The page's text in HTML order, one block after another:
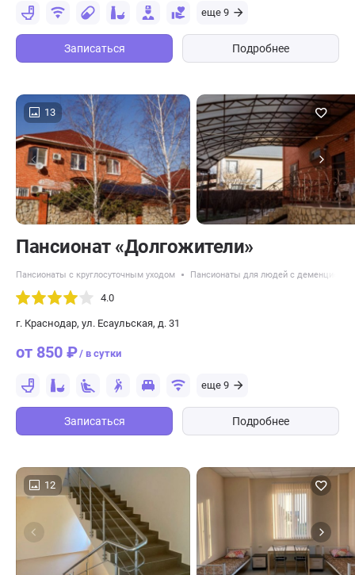
еще 9
Записаться Подробнее
13
Пансионат «Долгожители»
Пансионаты с круглосуточным уходом Пансионаты для людей с деменцией
4.0
г. Краснодар, ул. Есаульская, д. 31
от 850 ₽/ в сутки
еще 9
Записаться Подробнее
12